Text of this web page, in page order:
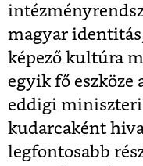
magyar
képező kultúra
egyik fő eszköze
eddigi
kudarcaként
legfontosabb